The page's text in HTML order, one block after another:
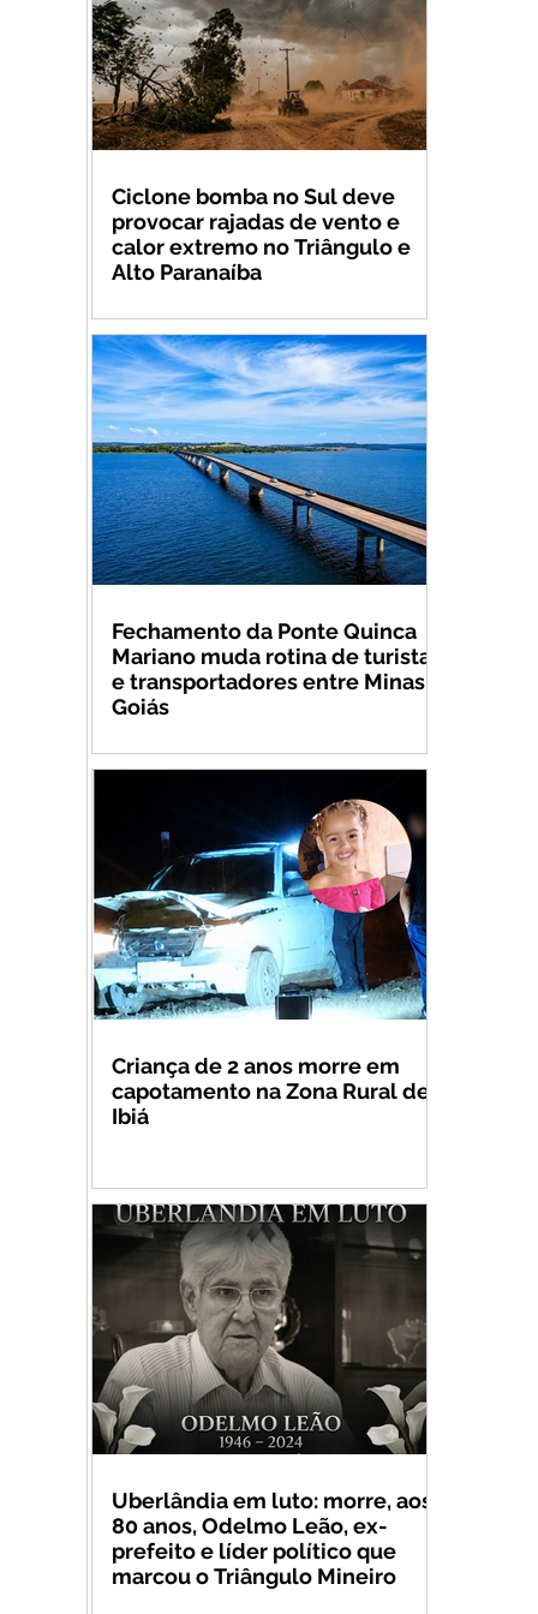
Ciclone bomba no Sul deve
provocar rajadas de vento e
calor extremo no Triângulo e
Alto Paranaíba
Fechamento da Ponte Quinca
Mariano muda rotina de turistas
e transportadores entre Minas e
Goiás
Criança de 2 anos morre em
capotamento na Zona Rural de
Ibiá
Uberlândia em luto: morre, aos
80 anos, Odelmo Leão, ex-
prefeito e líder político que
marcou o Triângulo Mineiro